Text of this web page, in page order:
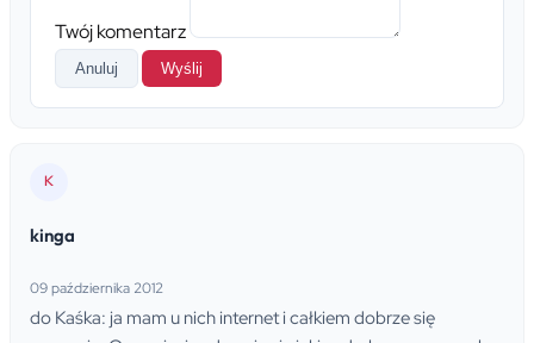
Twój komentarz
Anuluj Wyślij
K
kinga
09 października 2012
do Kaśka: ja mam u nich internet i całkiem dobrze się